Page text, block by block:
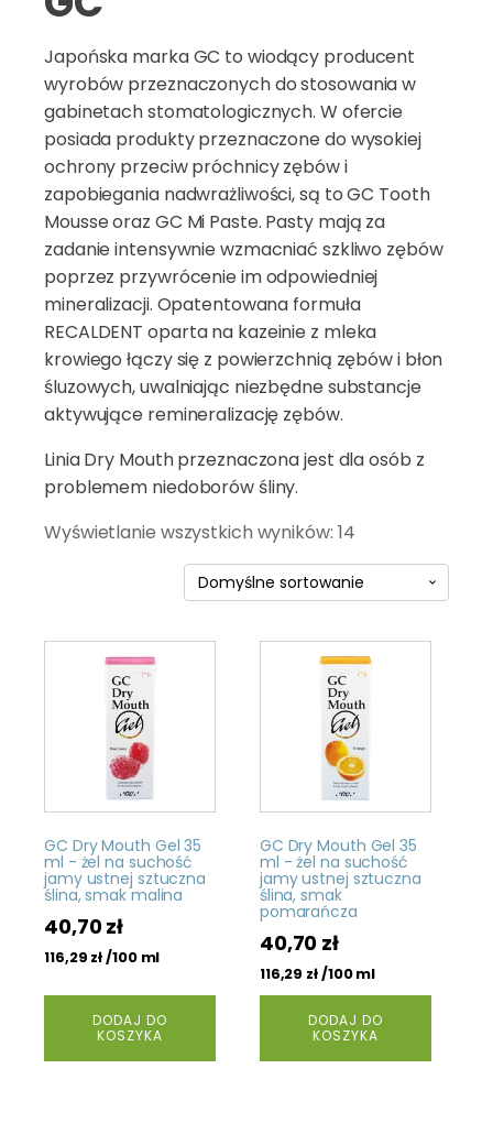
Japońska marka GC to wiodący producent
wyrobów przeznaczonych do stosowania w
gabinetach stomatologicznych. W ofercie
posiada produkty przeznaczone do wysokiej
ochrony przeciw próchnicy zębów i
zapobiegania nadwrażliwości, są to GC Tooth
Mousse oraz GC Mi Paste. Pasty mają za
zadanie intensywnie wzmacniać szkliwo zębów
poprzez przywrócenie im odpowiedniej
mineralizacji. Opatentowana formuła
RECALDENT oparta na kazeinie z mleka
krowiego łączy się z powierzchnią zębów i błon
śluzowych, uwalniając niezbędne substancje
aktywujące remineralizację zębów.
Linia Dry Mouth przeznaczona jest dla osób z
problemem niedoborów śliny.
Wyświetlanie wszystkich wyników: 14
GC Dry Mouth Gel 35
ml - żel na suchość
jamy ustnej sztuczna
ślina, smak malina
40,70zł
116,29 zł/100 ml
DODAJ DO
KOSZYKA
GC Dry Mouth Gel 35
ml - żel na suchość
jamy ustnej sztuczna
ślina, smak
pomarańcza
40,70 zł
116,29 zł/100 ml
DODAJ DO
KOSZYKA